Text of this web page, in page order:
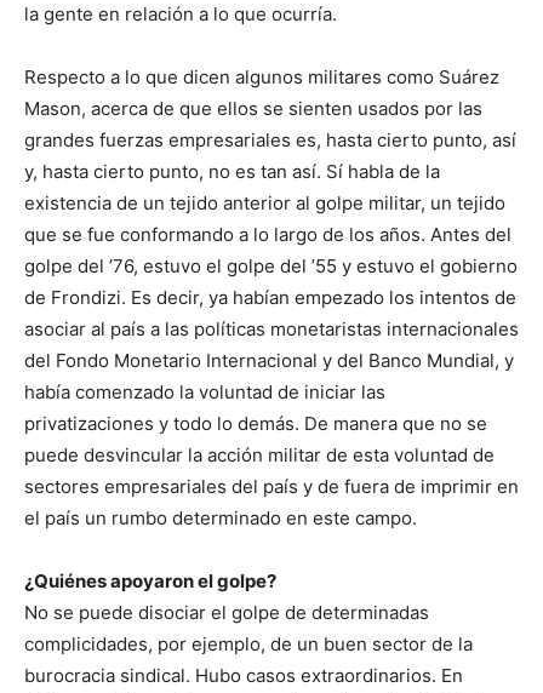
la gente en relación a lo que ocurría.
Respecto a lo que dicen algunos militares como Suárez
Mason, acerca de que ellos se sienten usados por las
grandes fuerzas empresariales es, hasta cierto punto, así
y, hasta cierto punto, no es tan así. Sí habla de la
existencia de un tejido anterior al golpe militar, un tejido
que se fue conformando a lo largo de los años. Antes del
golpe del ’76, estuvo el golpe del ’55 y estuvo el gobierno
de Frondizi. Es decir, ya habían empezado los intentos de
asociar al país a las políticas monetaristas internacionales
del Fondo Monetario Internacional y del Banco Mundial, y
había comenzado la voluntad de iniciar las
privatizaciones y todo lo demás. De manera que no se
puede desvincular la acción militar de esta voluntad de
sectores empresariales del país y de fuera de imprimir en
el país un rumbo determinado en este campo.
¿Quiénes apoyaron el golpe?
No se puede disociar el golpe de determinadas
complicidades, por ejemplo, de un buen sector de la
burocracia sindical. Hubo casos extraordinarios. En